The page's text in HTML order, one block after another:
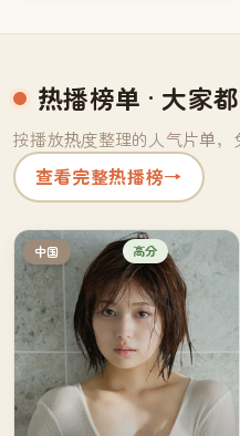
热播榜单 · 大家
按播放热度整理的人气片单
查看完整热播榜→
中国 高分